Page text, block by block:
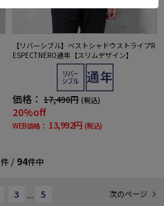
【リバーシブル】ベストシャドウストライプR
ESPECTNERO通年【スリムデザイン】
価格： 17,490円 (税込)
20%off
WEB価格： 13,992円 (税込)
件 / 94件中
3 ... 5 次のページ